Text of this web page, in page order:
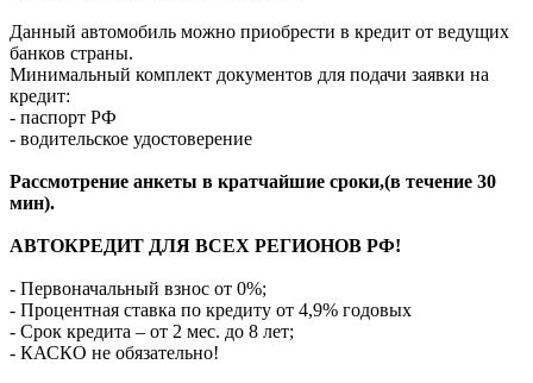
Данный автомобиль можно приобрести в кредит от ведущих
банков страны.
Минимальный комплект документов для подачи заявки на
кредит:
- паспорт РФ
- водительское удостоверение
Рассмотрение анкеты в кратчайшие сроки,(в течение 30
мин).
АВТОКРЕДИТ ДЛЯ ВСЕХ РЕГИОНОВ РФ!
- Первоначальный взнос от 0%;
- Процентная ставка по кредиту от 4,9% годовых
- Срок кредита – от 2 мес. до 8 лет;
- КАСКО не обязательно!